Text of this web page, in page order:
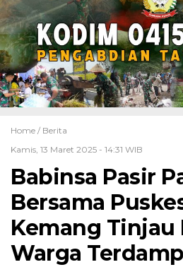
Home / Berita
Kamis, 13 Maret 2025 - 14:31 WIB
Babinsa Pasir
Bersama
Kemang Tinjau
Warga